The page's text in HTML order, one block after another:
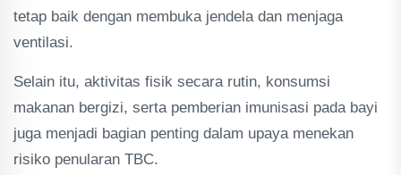
tetap baik dengan membuka jendela dan menjaga
ventilasi.
Selain itu, aktivitas fisik secara rutin, konsumsi
makanan bergizi, serta pemberian imunisasi pada bayi
juga menjadi bagian penting dalam upaya menekan
risiko penularan TBC.